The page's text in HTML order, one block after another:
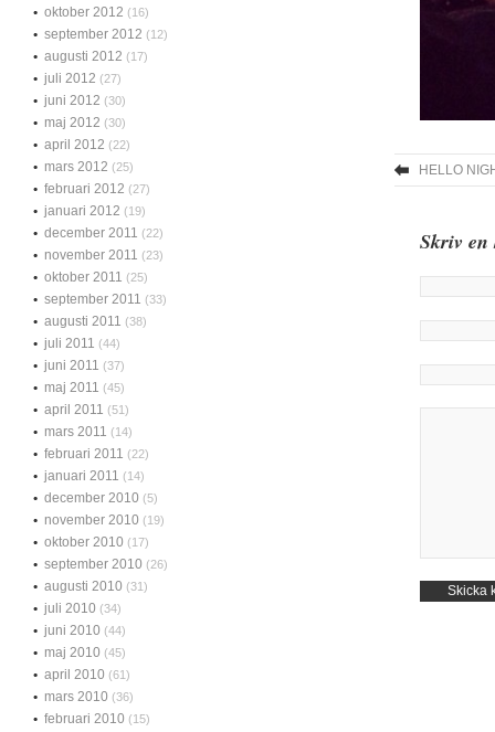
HELLO
Skriv en
oktober 2012 (16)
september 2012 (12)
augusti 2012 (17)
juli 2012 (27)
juni 2012 (30)
maj 2012 (30)
april 2012 (22)
mars 2012 (25)
februari 2012 (27)
januari 2012 (19)
december 2011 (22)
november 2011 (23)
oktober 2011 (25)
september 2011 (33)
augusti 2011 (38)
juli 2011 (44)
juni 2011 (37)
maj 2011 (45)
april 2011 (51)
mars 2011 (14)
februari 2011 (22)
januari 2011 (14)
december 2010 (5)
november 2010 (19)
oktober 2010 (17)
september 2010 (26)
augusti 2010 (31)
juli 2010 (34)
juni 2010 (44)
maj 2010 (45)
april 2010 (61)
mars 2010 (36)
februari 2010 (15)